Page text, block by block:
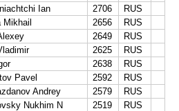
Ian 2706
RUS
Mikhail 2656
RUS
2649
RUS
2625
RUS
2638
RUS
Pavel 2592
RUS
Andrey 2579
RUS
Nukhim N 2519 RUS